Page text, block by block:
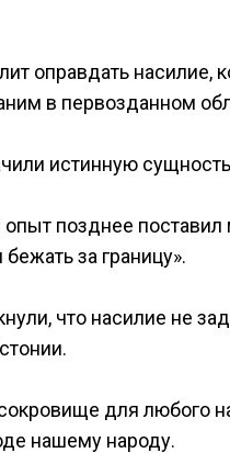
оправдать
в первозданном
истинную
опыт позднее
за границу».
что насилие не
для любого
нашему народу.